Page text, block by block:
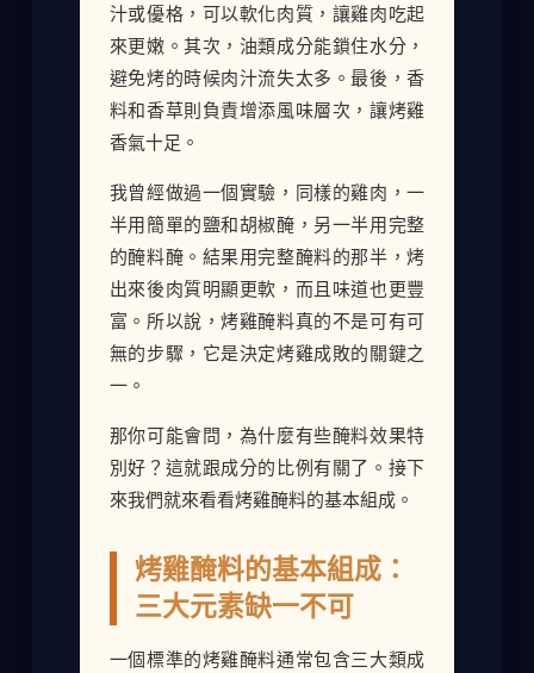
汁或優格，可以軟化肉質，讓雞肉吃起
來更嫩。其次，油類成分能鎖住水分，
避免烤的時候肉汁流失太多。最後，香
料和香草則負責增添風味層次，讓烤雞
香氣十足。
我曾經做過一個實驗，同樣的雞肉，一
半用簡單的鹽和胡椒醃，另一半用完整
的醃料醃。結果用完整醃料的那半，烤
出來後肉質明顯更軟，而且味道也更豐
富。所以說，烤雞醃料真的不是可有可
無的步驟，它是決定烤雞成敗的關鍵之
一。
那你可能會問，為什麼有些醃料效果特
別好？這就跟成分的比例有關了。接下
來我們就來看看烤雞醃料的基本組成。
烤雞醃料的基本組成：
三大元素缺一不可
一個標準的烤雞醃料通常包含三大類成